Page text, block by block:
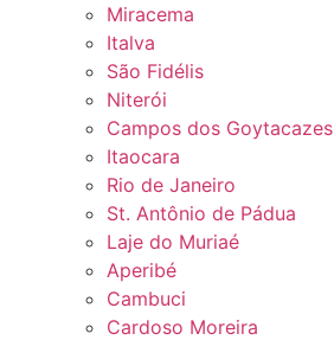
Miracema
Italva
São Fidélis
Niterói
Campos dos Goytacazes
Itaocara
Rio de Janeiro
St. Antônio de Pádua
Laje do Muriaé
Aperibé
Cambuci
Cardoso Moreira